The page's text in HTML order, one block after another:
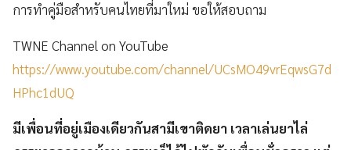
การทำคู่มือสำหรับคนไทยที่มาใหม่ ขอให้สอบถาม
TWNE Channel on YouTube
https://www.youtube.com/channel/UCsMO49vrEqwsG7d
HPhc1dUQ
มีเพื่อนที่อยู่เมืองเดียวกันสามีเขาติดยา เวลาเล่นยาไล่